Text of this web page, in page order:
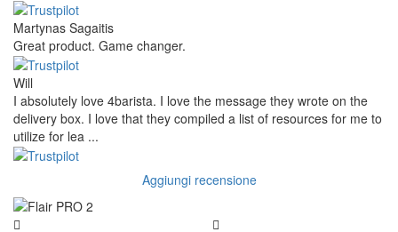
Martynas Sagaitis
Great product. Game changer.
Will
I absolutely love 4barista. I love the message they wrote on the
delivery box. I love that they compiled a list of resources for me to
utilize for lea ...
Aggiungi recensione